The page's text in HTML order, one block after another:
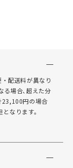
配送料が異なり
る場合､超えた分
23,100円の場合
なります。